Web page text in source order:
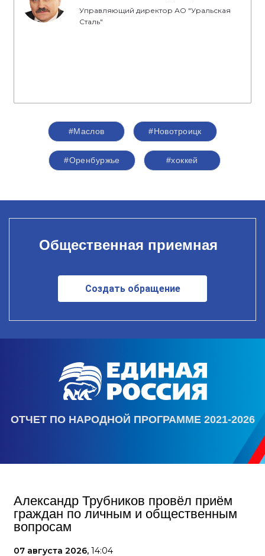
Управляющий директор АО "Уральская
Сталь"
#Маслов #Новотроицк
#Оренбуржье #хоккей
Общественная приемная
Создать обращение
ОТЧЕТ ПО НАРОДНОЙ ПРОГРАММЕ 2021-2026
Александр Трубников провёл приём
граждан по личным и общественным
вопросам
07 августа 2026, 14:04